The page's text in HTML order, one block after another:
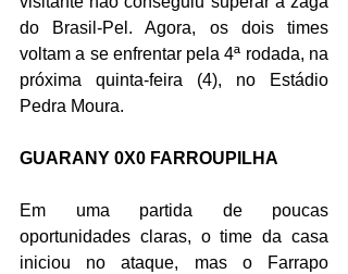
do Brasil-Pel. Agora, os dois times
voltam a se enfrentar pela 4ª rodada, na
próxima quinta-feira (4), no Estádio
Pedra Moura.
GUARANY 0X0 FARROUPILHA
Em uma partida de poucas
oportunidades claras, o time da casa
iniciou no ataque, mas o Farrapo